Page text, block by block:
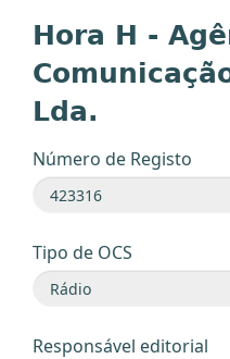
Hora H -
Lda.
Número de Registo
Tipo de OCS
Responsável editorial